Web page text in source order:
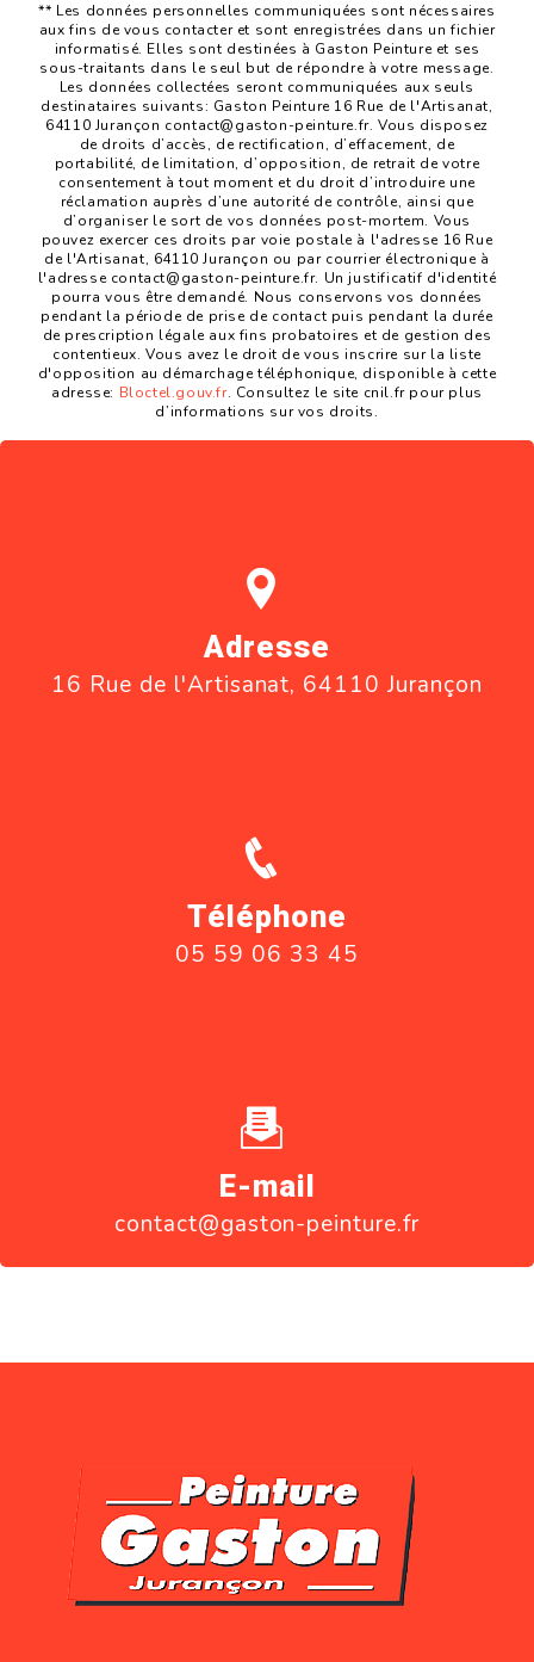
** Les données personnelles communiquées sont nécessaires
aux fins de vous contacter et sont enregistrées dans un fichier
informatisé. Elles sont destinées à Gaston Peinture et ses
sous-traitants dans le seul but de répondre à votre message.
Les données collectées seront communiquées aux seuls
destinataires suivants: Gaston Peinture 16 Rue de l'Artisanat,
64110 Jurançon contact@gaston-peinture.fr. Vous disposez
de droits d’accès, de rectification, d’effacement, de
portabilité, de limitation, d’opposition, de retrait de votre
consentement à tout moment et du droit d’introduire une
réclamation auprès d’une autorité de contrôle, ainsi que
d’organiser le sort de vos données post-mortem. Vous
pouvez exercer ces droits par voie postale à l'adresse 16 Rue
de l'Artisanat, 64110 Jurançon ou par courrier électronique à
l'adresse contact@gaston-peinture.fr. Un justificatif d'identité
pourra vous être demandé. Nous conservons vos données
pendant la période de prise de contact puis pendant la durée
de prescription légale aux fins probatoires et de gestion des
contentieux. Vous avez le droit de vous inscrire sur la liste
d'opposition au démarchage téléphonique, disponible à cette
adresse: Bloctel.gouv.fr. Consultez le site cnil.fr pour plus
d’informations sur vos droits.
Adresse
16 Rue de l'Artisanat, 64110 Jurançon
Téléphone
05 59 06 33 45
E-mail
contact@gaston-peinture.fr